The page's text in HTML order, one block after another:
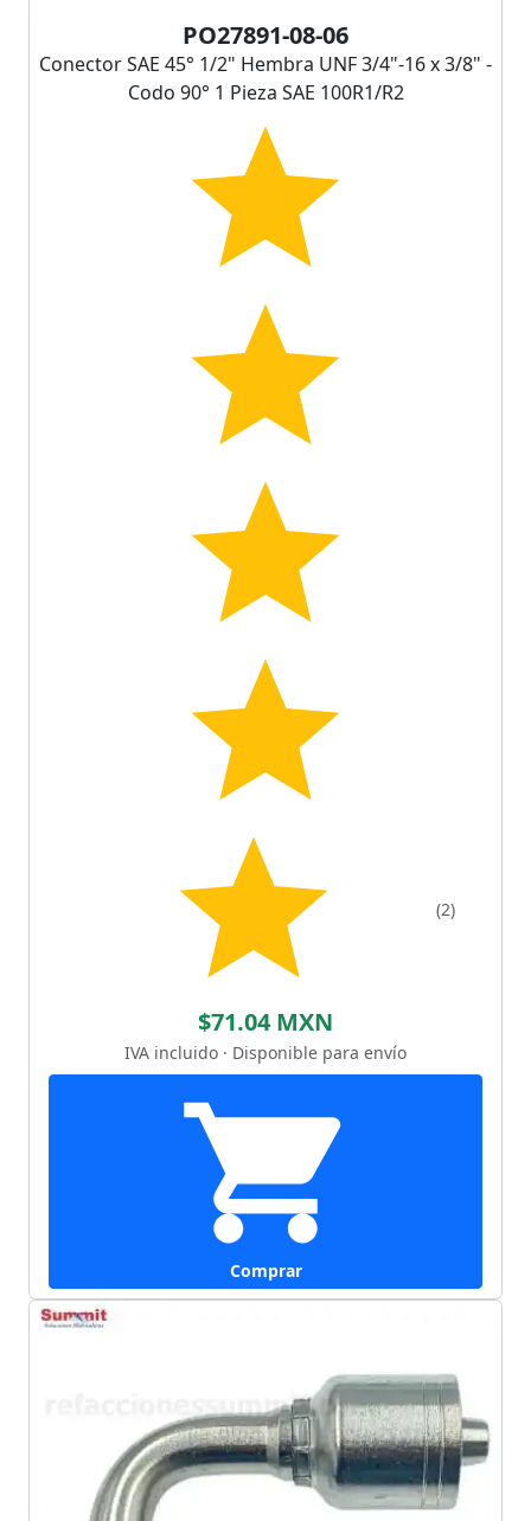
PO27891-08-06
Conector SAE 45° 1/2" Hembra UNF 3/4"-16 x 3/8" -
Codo 90° 1 Pieza SAE 100R1/R2
(2)
$71.04 MXN
IVA incluido · Disponible para envío
Comprar